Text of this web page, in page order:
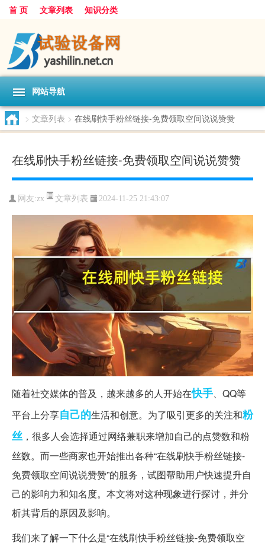
首 页 文章列表 知识分类
网站导航
> 文章列表 > 在线刷快手粉丝链接-免费领取空间说说赞赞
在线刷快手粉丝链接-免费领取空间说说赞赞
网友:zx 文章列表 2024-11-25 21:43:07
随着社交媒体的普及，越来越多的人开始在快手、QQ等
平台上分享自己的生活和创意。为了吸引更多的关注和粉
丝 ，很多人会选择通过网络兼职来增加自己的点赞数和粉
丝数。而一些商家也开始推出各种“在线刷快手粉丝链接-
免费领取空间说说赞赞”的服务，试图帮助用户快速提升自
己的影响力和知名度。本文将对这种现象进行探讨，并分
析其背后的原因及影响。
我们来了解一下什么是“在线刷快手粉丝链接-免费领取空